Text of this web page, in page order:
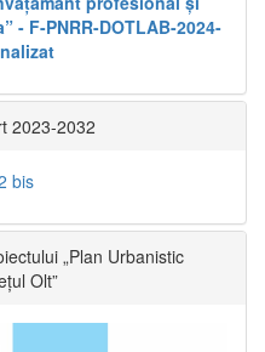
F-PNRR-DOTLAB-2024-
2023-2032
bis
„Plan Urbanistic
Olt”